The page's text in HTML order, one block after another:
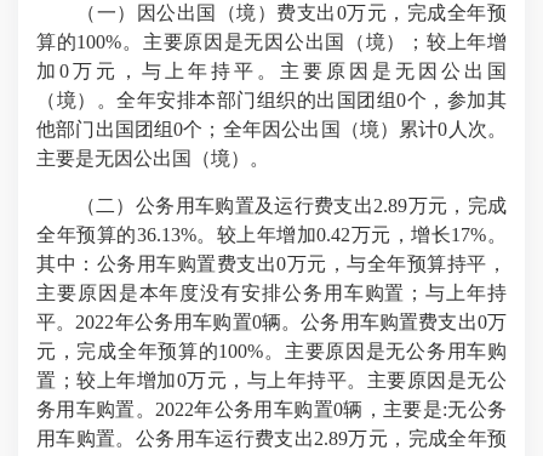
（一）因公出国（境）费支出0万元，完成全年预
算的100%。主要原因是无因公出国（境）；较上年增
加0万元，与上年持平。主要原因是无因公出国
（境）。全年安排本部门组织的出国团组0个，参加其
他部门出国团组0个；全年因公出国（境）累计0人次。
主要是无因公出国（境）。
（二）公务用车购置及运行费支出2.89万元，完成
全年预算的36.13%。较上年增加0.42万元，增长17%。
其中：公务用车购置费支出0万元，与全年预算持平，
主要原因是本年度没有安排公务用车购置；与上年持
平。2022年公务用车购置0辆。公务用车购置费支出0万
元，完成全年预算的100%。主要原因是无公务用车购
置；较上年增加0万元，与上年持平。主要原因是无公
务用车购置。2022年公务用车购置0辆，主要是:无公务
用车购置。公务用车运行费支出2.89万元，完成全年预